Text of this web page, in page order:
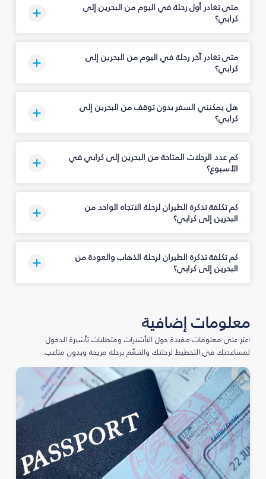
متى تغادر أول رحلة في اليوم من البحرين إلى
كرابي؟
متى تغادر آخر رحلة في اليوم من البحرين إلى
كرابي؟
هل يمكنني السفر بدون توقف من البحرين إلى
كرابي؟
كم عدد الرحلات المتاحة من البحرين إلى كرابي في
الأسبوع؟
كم تكلفة تذكرة الطيران لرحلة الاتجاه الواحد من
البحرين إلى كرابي؟
كم تكلفة تذكرة الطيران لرحلة الذهاب والعودة من
البحرين إلى كرابي؟
معلومات إضافية
اعثر على معلومات مفيدة حول التأشيرات ومتطلبات تأشيرة الدخول
لمساعدتك في التخطيط لرحلتك والتنعّم برحلة مريحة وبدون متاعب.